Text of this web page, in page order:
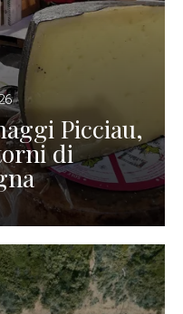
Picciau,
di